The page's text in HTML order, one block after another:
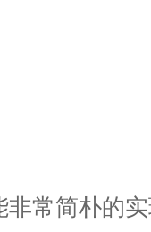
非常简朴的